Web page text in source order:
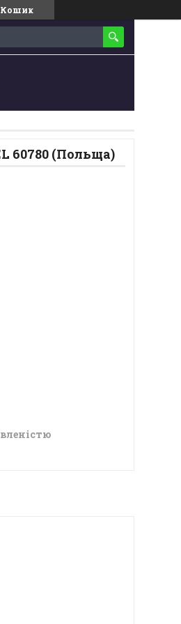
Кошик
60780 (Польща)